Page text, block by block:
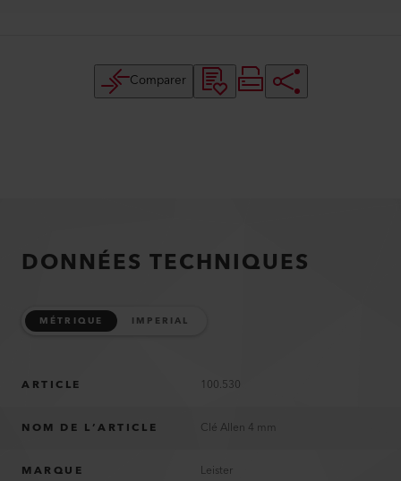
Comparer
DONNÉES TECHNIQUES
MÉTRIQUE IMPERIAL
ARTICLE 100.530
NOM DE L’ARTICLE Clé Allen 4 mm
MARQUE Leister